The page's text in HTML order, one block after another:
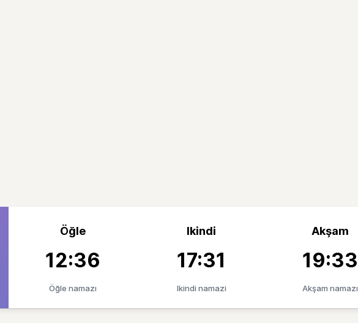
Öğle
12:36
Öğle namazı
Ikindi
17:31
Ikindi namazi
Akşam
19:33
Akşam namazı